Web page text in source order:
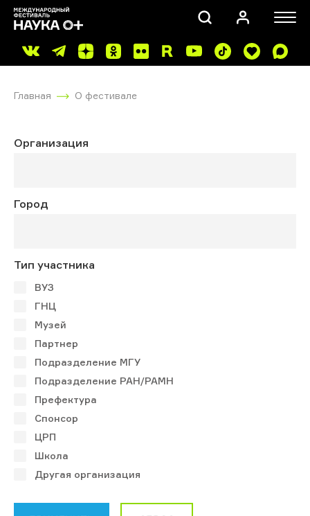
Главная О фестивале
Организация
Город
Тип участника
ВУЗ
ГНЦ
Музей
Партнер
Подразделение МГУ
Подразделение РАН/РАМН
Префектура
Спонсор
ЦРП
Школа
Другая организация